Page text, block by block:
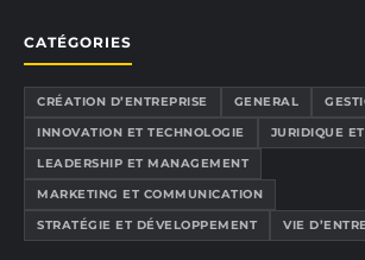
CATÉGORIES
CRÉATION D’ENTREPRISE GENERAL
INNOVATION ET TECHNOLOGIE
JURIDIQUE
LEADERSHIP ET MANAGEMENT
MARKETING ET COMMUNICATION
STRATÉGIE ET DÉVELOPPEMENT
VIE